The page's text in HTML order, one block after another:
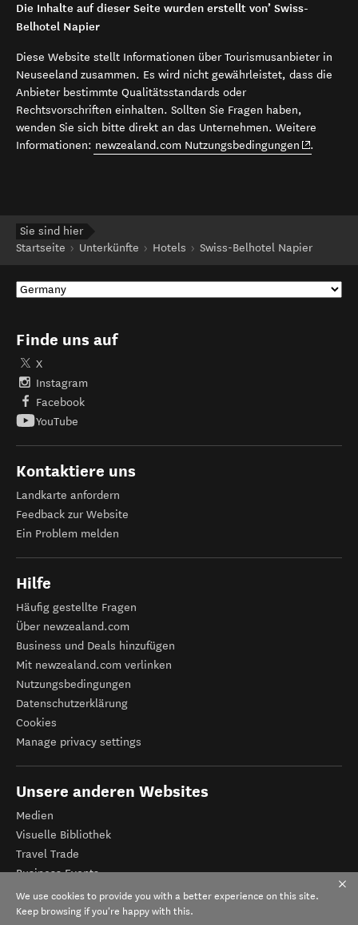
Die Inhalte auf dieser Seite wurden erstellt von’ Swiss-
Belhotel Napier
Diese Website stellt Informationen über Tourismusanbieter in
Neuseeland zusammen. Es wird nicht gewährleistet, dass die
Anbieter bestimmte Qualitätsstandards oder
Rechtsvorschriften einhalten. Sollten Sie Fragen haben,
wenden Sie sich bitte direkt an das Unternehmen. Weitere
Informationen: newzealand.com Nutzungsbedingungen (opens in
.
Sie sind hier
Startseite
Unterkünfte Hotels Swiss-Belhotel Napier
Finde uns auf
X
Instagram
Facebook
YouTube
Kontaktiere uns
Landkarte anfordern
Feedback zur Website
Ein Problem melden
Hilfe
Häufig gestellte Fragen
Über newzealand.com
Business und Deals hinzufügen
Mit newzealand.com verlinken
Nutzungsbedingungen
Datenschutzerklärung
Cookies
Manage privacy settings
Unsere anderen Websites
Medien
Visuelle Bibliothek
Travel Trade
Business Events
Tourismus Neuseeland
Veranstalter-Registrierung
We use cookies to provide you with a better experience on this site.
Keep browsing if you're happy with this.